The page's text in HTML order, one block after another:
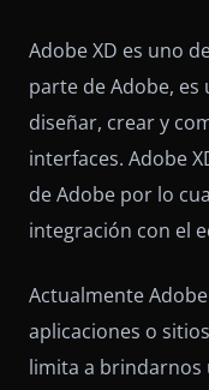
Adobe XD es uno
parte de Adobe,
diseñar, crear y
interfaces. Adobe
de Adobe por lo
integración con el
Actualmente
aplicaciones o
limita a brindarnos